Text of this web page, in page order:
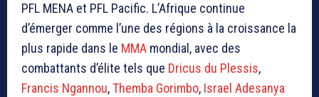
PFL MENA et PFL Pacific. L’Afrique continue
d’émerger comme l’une des régions à la croissance la
plus rapide dans le MMA mondial, avec des
combattants d’élite tels que Dricus du Plessis,
Francis Ngannou,Themba Gorimbo, Israel Adesanya